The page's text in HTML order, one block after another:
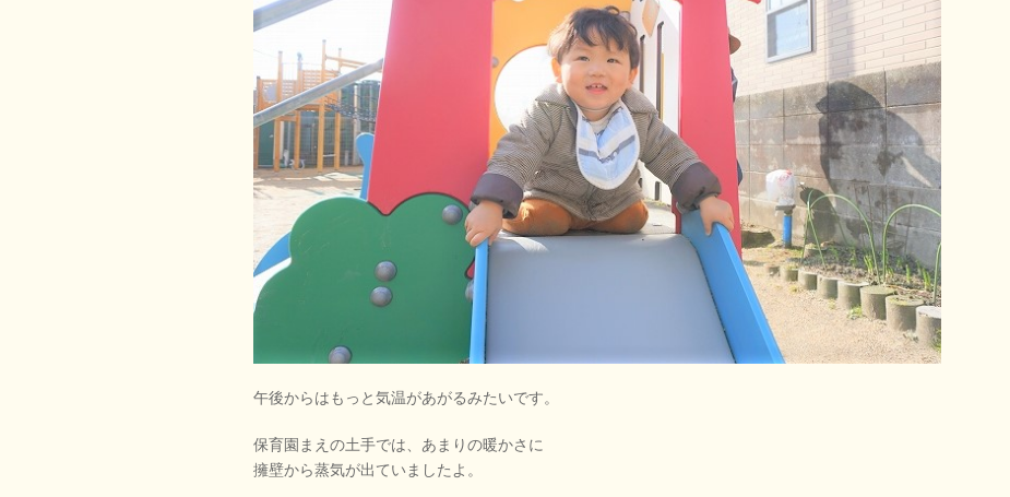
午後からはもっと気温があがるみたいです。
保育園まえの土手では、あまりの暖かさに
擁壁から蒸気が出ていましたよ。